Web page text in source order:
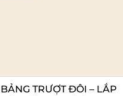
BẢNG TRƯỢT ĐÔI – LẮP